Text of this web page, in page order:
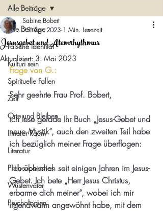
Alle Beiträge
Falsche Identität
Kulturi sein
Spirituelle Fallen
Zeit
Orte und Bleiben
Innerer Raum
Literatur
Philosophisches
Wüstenväter
Psychologien
Alle Beiträge
Jesusgebet und Atemrhythmus
Sabine Bobert
25. Apr. 2023 1 Min. Lesezeit
Aktualisiert: 3. Mai 2023
Frage von G.:
Sehr geehrte Frau Prof. Bobert,
ich lese gerade Ihr Buch „Jesus-Gebet und
neue Mystik“, auch den zweiten Teil habe
ich bezüglich meiner Frage überflogen:
Ich übe mich seit einigen Jahren im Jesus-
Gebet. Ich bete „Herr Jesus Christus,
erbarme dich meiner“, wobei ich mir
irgendwann angewöhnt habe, mit dem